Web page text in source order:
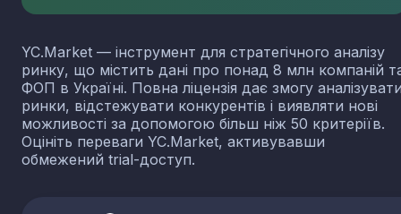
YC.Market — інструмент для стратегічного аналізу
ринку, що містить дані про понад 8 млн компаній
ФОП в Україні. Повна ліцензія дає змогу
ринки, відстежувати конкурентів і виявляти нові
можливості за допомогою більш ніж 50 критеріїв.
Оцініть переваги YC.Market, активувавши
обмежений trial-доступ.